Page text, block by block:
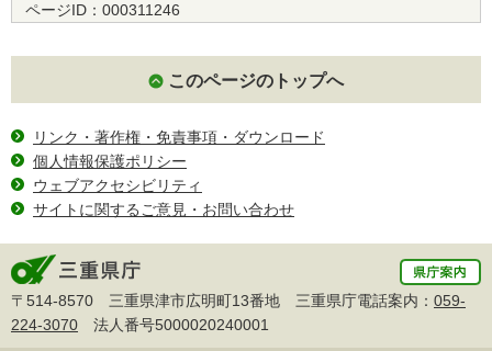
ページID： 000311246
このページのトップへ
リンク・著作権・免責事項・ダウンロード
個人情報保護ポリシー
ウェブアクセシビリティ
サイトに関するご意見・お問い合わせ
〒514-8570 三重県津市広明町13番地 三重県庁電話案内： 059-
224-3070 法人番号5000020240001